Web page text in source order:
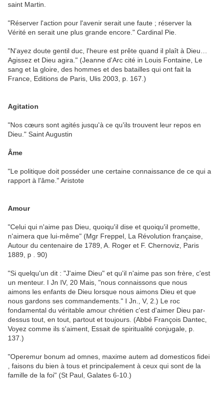
saint Martin.
"Réserver l'action pour l'avenir serait une faute ; réserver la
Vérité en serait une plus grande encore." Cardinal Pie.
"N'ayez doute gentil duc, l'heure est prête quand il plaît à Dieu…
Agissez et Dieu agira." (Jeanne d'Arc cité in Louis Fontaine, Le
sang et la gloire, des hommes et des batailles qui ont fait la
France, Editions de Paris, Ulis 2003, p. 167.)
Agitation
"Nos cœurs sont agités jusqu'à ce qu'ils trouvent leur repos en
Dieu." Saint Augustin
Âme
"Le politique doit posséder une certaine connaissance de ce qui a
rapport à l'âme." Aristote
Amour
"Celui qui n'aime pas Dieu, quoiqu'il dise et quoiqu'il promette,
n'aimera que lui-même" (Mgr Freppel, La Révolution française,
Autour du centenaire de 1789, A. Roger et F. Chernoviz, Paris
1889, p . 90)
"Si quelqu'un dit : "J'aime Dieu" et qu'il n'aime pas son frère, c'est
un menteur. I Jn IV, 20 Mais, "nous connaissons que nous
aimons les enfants de Dieu lorsque nous aimons Dieu et que
nous gardons ses commandements." I Jn., V, 2.) Le roc
fondamental du véritable amour chrétien c'est d'aimer Dieu par-
dessus tout, en tout, partout et toujours. (Abbé François Dantec,
Voyez comme ils s'aiment, Essait de spiritualité conjugale, p.
137.)
"Operemur bonum ad omnes, maxime autem ad domesticos fidei
, faisons du bien à tous et principalement à ceux qui sont de la
famille de la foi" (St Paul, Galates 6-10.)